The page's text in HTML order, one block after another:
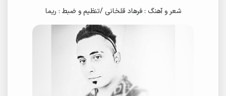
شعر و آهنگ : فرهاد قلخانی /تنظیم و ضبط : ریما